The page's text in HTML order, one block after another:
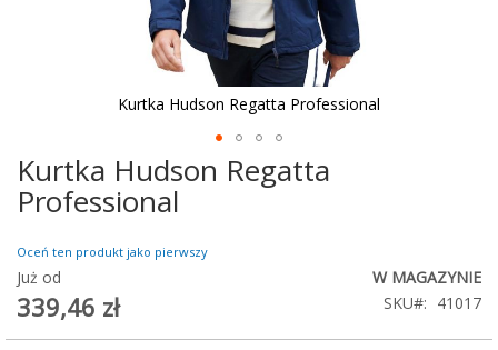
Kurtka Hudson Regatta
Professional
Oceń ten produkt jako pierwszy
Już od
339,46 zł
W MAGAZYNIE
SKU
41017
Kurtka Hudson Regatta Professional
Przejdź
na
początek